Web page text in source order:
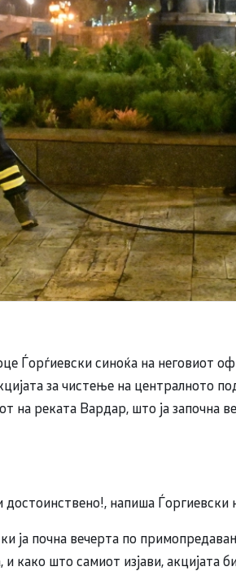
Ѓорѓиевски синоќа на неговиот
за чистење на централното
на реката Вардар, што ја започна
напиша Ѓоргиевски
ја почна вечерта по
како што самиот изјави, акцијата